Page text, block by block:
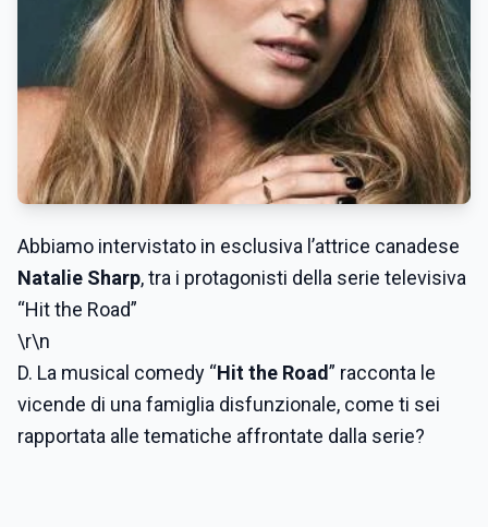
Abbiamo intervistato in esclusiva l’attrice canadese
Natalie Sharp, tra i protagonisti della serie televisiva
“Hit the Road”
\r\n
D. La musical comedy “Hit the Road” racconta le
vicende di una famiglia disfunzionale, come ti sei
rapportata alle tematiche affrontate dalla serie?